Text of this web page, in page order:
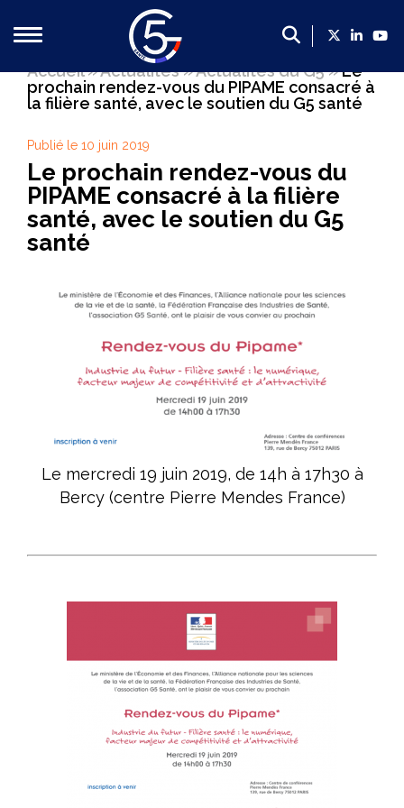
Qui sommes-nous ?
Présentation du G5 Santé
Présentation des dirigeants
Un poids économique majeur
Les membres du G5 santé
Contact
Nos propositions
Propositions du G5 Santé, 2022-2027 : mettre la
Faire de la France le leader européen de l’innovation
Créer un cadre plus favorable en soutien de la
Concrétiser la dimension stratégique de la filière santé
Le livre blanc du G5 Santé 2017-2022
Vis-à-vis des patients
Notre responsabilité sociale et environnementale
Accueil»Actualités»Actualités du G5»Le
prochain rendez-vous du PIPAME consacré à
la filière santé, avec le soutien du G5 santé
Publié le 10 juin 2019
Le prochain rendez-vous du
PIPAME consacré à la filière
santé, avec le soutien du G5
santé
Le mercredi 19 juin 2019, de 14h à 17h30 à
Bercy (centre Pierre Mendes France)